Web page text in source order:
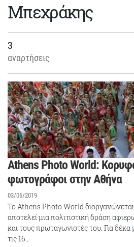
Μπεχράκης
3
αναρτήσεις
Athens Photo World:
φωτογράφοι στην Αθήνα
03/06/2019
Το Athens Photo World
αποτελεί μια πολιτιστική δράση
και τους πρωταγωνιστές του. Για δέκα
τις 16…